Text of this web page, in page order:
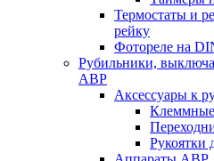
Термостаты и
рейку
Фотореле на
Рубильники,
АВР
Аксессуары к
Рукоятки